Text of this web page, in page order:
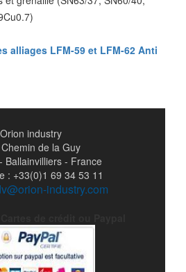
alliages LFM-59 et LFM-62 Anti
Orion industry
de la Guy
Ballainvilliers - France
: +33(0)1 69 34 53 11
industry.com